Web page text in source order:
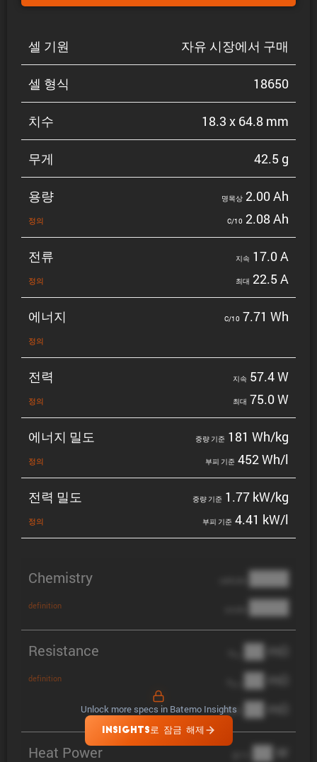
셀 기원 자유 시장에서 구매
셀 형식 18650
치수 18.3 x 64.8 mm
무게 42.5 g
용량
정의
명목상 2.00 Ah
C/10 2.08 Ah
전류
정의
지속 17.0 A
최대 22.5 A
에너지
정의
C/10 7.71 Wh
전력
정의
지속 57.4 W
최대 75.0 W
에너지 밀도
정의
중량 기준 181 Wh/kg
부피 기준 452 Wh/l
전력 밀도
정의
중량 기준 1.77 kW/kg
부피 기준 4.41 kW/l
Chemistry
definition
████
████
Resistance
definition
██ mΩ
██ mΩ
DCIR ██ mΩ
Heat Power ██ W
Unlock more specs in Batemo Insights
INSIGHTS로 잠금 해제